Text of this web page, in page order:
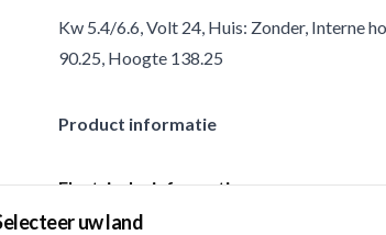
Kw 5.4/6.6, Volt 24, Huis: Zonder, Interne
90.25, Hoogte 138.25
Product informatie
Electrische informatie
Kwuw land